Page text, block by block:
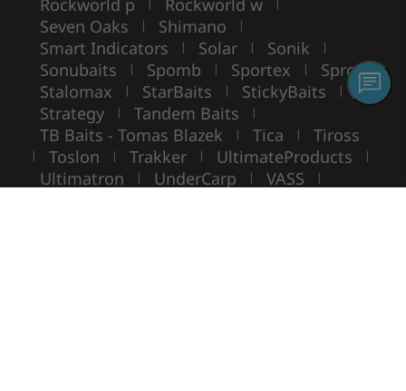
Rockworld p | Rockworld w |
Seven Oaks | Shimano |
Smart Indicators | Solar | Sonik |
Sonubaits | Spomb | Sportex | Spro |
Stalomax | StarBaits | StickyBaits |
Strategy | Tandem Baits |
TB Baits - Tomas Blazek | Tica | Tiross
| Toslon | Trakker | UltimateProducts |
Ultimatron | UnderCarp | VASS |